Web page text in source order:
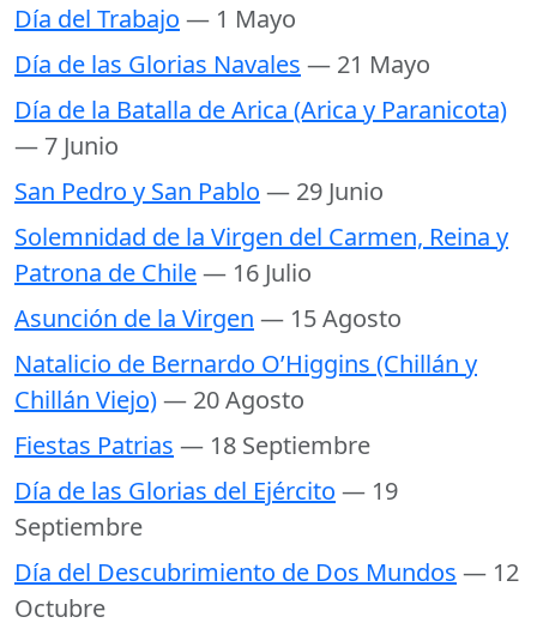
Día del Trabajo — 1 Mayo
Día de las Glorias Navales — 21 Mayo
Día de la Batalla de Arica (Arica y Paranicota)
— 7 Junio
San Pedro y San Pablo — 29 Junio
Solemnidad de la Virgen del Carmen, Reina y
Patrona de Chile— 16 Julio
Asunción de la Virgen — 15 Agosto
Natalicio de Bernardo O’Higgins (Chillán y
Chillán Viejo)— 20 Agosto
Fiestas Patrias — 18 Septiembre
Día de las Glorias del Ejército — 19
Septiembre
Día del Descubrimiento de Dos Mundos — 12
Octubre